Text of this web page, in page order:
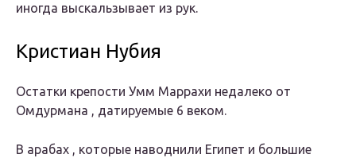
иногда выскальзывает из рук.
Кристиан Нубия
Остатки крепости Умм Маррахи недалеко от
Омдурмана , датируемые 6 веком.
В арабах , которые наводнили Египет и большие